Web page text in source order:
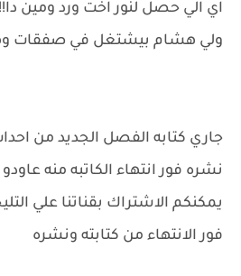
اي الي حصل لنور اخت ورد ومين دا!!
ولي هشام بيشتغل في صفقات
جاري كتابه الفصل الجديد من
نشره فور انتهاء الكاتبه منه عاودو
يمكنكم الاشتراك بقناتنا علي
فور الانتهاء من كتابته ونشره